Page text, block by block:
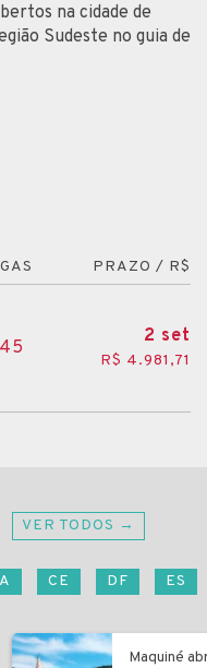
na cidade de
Sudeste no guia de
PRAZO / R$
2 set
R$ 4.981,71
VER TODOS →
CE DF ES
Maquiné